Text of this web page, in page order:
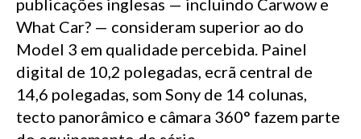
What Car? — consideram superior ao do
Model 3 em qualidade percebida. Painel
digital de 10,2 polegadas, ecrã central de
14,6 polegadas, som Sony de 14 colunas,
tecto panorâmico e câmara 360° fazem parte